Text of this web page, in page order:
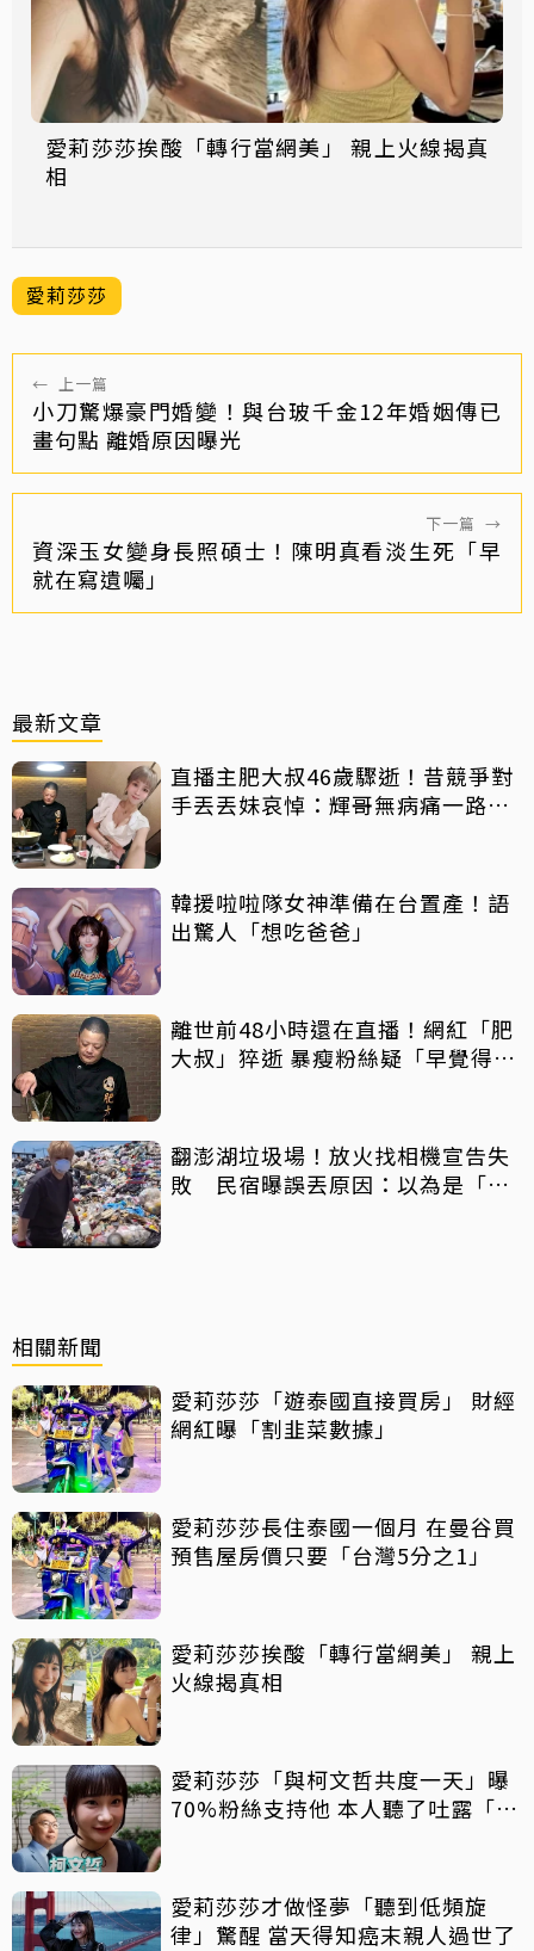
愛莉莎莎挨酸「轉行當網美」 親上火線揭真
相
愛莉莎莎
← 上一篇
小刀驚爆豪門婚變！與台玻千金12年婚姻傳已
畫句點 離婚原因曝光
下一篇 →
資深玉女變身長照碩士！陳明真看淡生死「早
就在寫遺囑」
最新文章
直播主肥大叔46歲驟逝！昔競爭對
手丟丟妹哀悼：輝哥無病痛一路好
韓援啦啦隊女神準備在台置產！語
出驚人「想吃爸爸」
離世前48小時還在直播！網紅「肥
大叔」猝逝 暴瘦粉絲疑「早覺得不
翻澎湖垃圾場！放火找相機宣告失
敗 民宿曝誤丟原因：以為是「按
相關新聞
愛莉莎莎「遊泰國直接買房」 財經
網紅曝「割韭菜數據」
愛莉莎莎長住泰國一個月 在曼谷買
預售屋房價只要「台灣5分之1」
愛莉莎莎挨酸「轉行當網美」 親上
火線揭真相
愛莉莎莎「與柯文哲共度一天」曝
70%粉絲支持他 本人聽了吐露「殘
愛莉莎莎才做怪夢「聽到低頻旋
律」驚醒 當天得知癌末親人過世了